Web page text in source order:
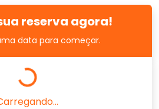
reserva agora!
data para começar.